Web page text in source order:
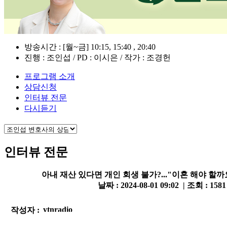
방송시간 : [월~금] 10:15, 15:40 , 20:40
진행 : 조인섭 / PD : 이시은 / 작가 : 조경헌
프로그램 소개
상담신청
인터뷰 전문
다시듣기
인터뷰 전문
아내 재산 있다면 개인 회생 불가?..."이혼 해야 할
작성자 :
날짜 : 2024-08-01 09:02 | 조회 :